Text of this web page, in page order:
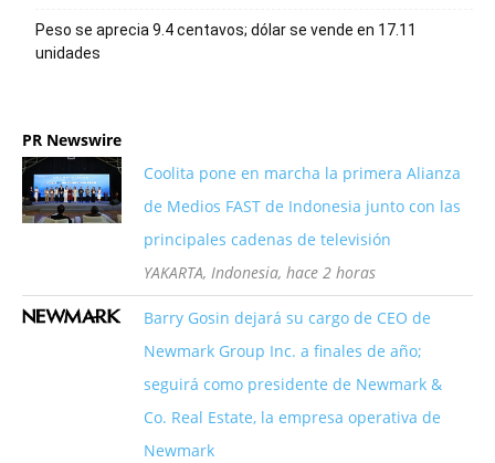
Peso se aprecia 9.4 centavos; dólar se vende en 17.11
unidades
PR Newswire
Coolita pone en marcha la primera Alianza
de Medios FAST de Indonesia junto con las
principales cadenas de televisión
YAKARTA, Indonesia, hace 2 horas
Barry Gosin dejará su cargo de CEO de
Newmark Group Inc. a finales de año;
seguirá como presidente de Newmark &
Co. Real Estate, la empresa operativa de
Newmark